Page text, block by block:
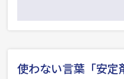
使わない言葉「安